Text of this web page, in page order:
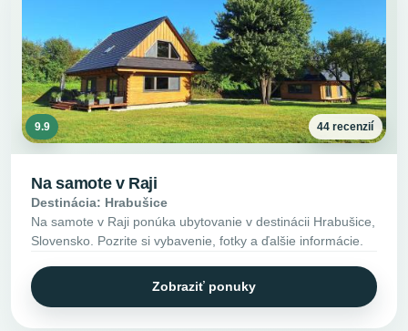
9.9 44 recenzií
Na samote v Raji
Destinácia: Hrabušice
Na samote v Raji ponúka ubytovanie v destinácii Hrabušice,
Slovensko. Pozrite si vybavenie, fotky a ďalšie informácie.
Zobraziť ponuky